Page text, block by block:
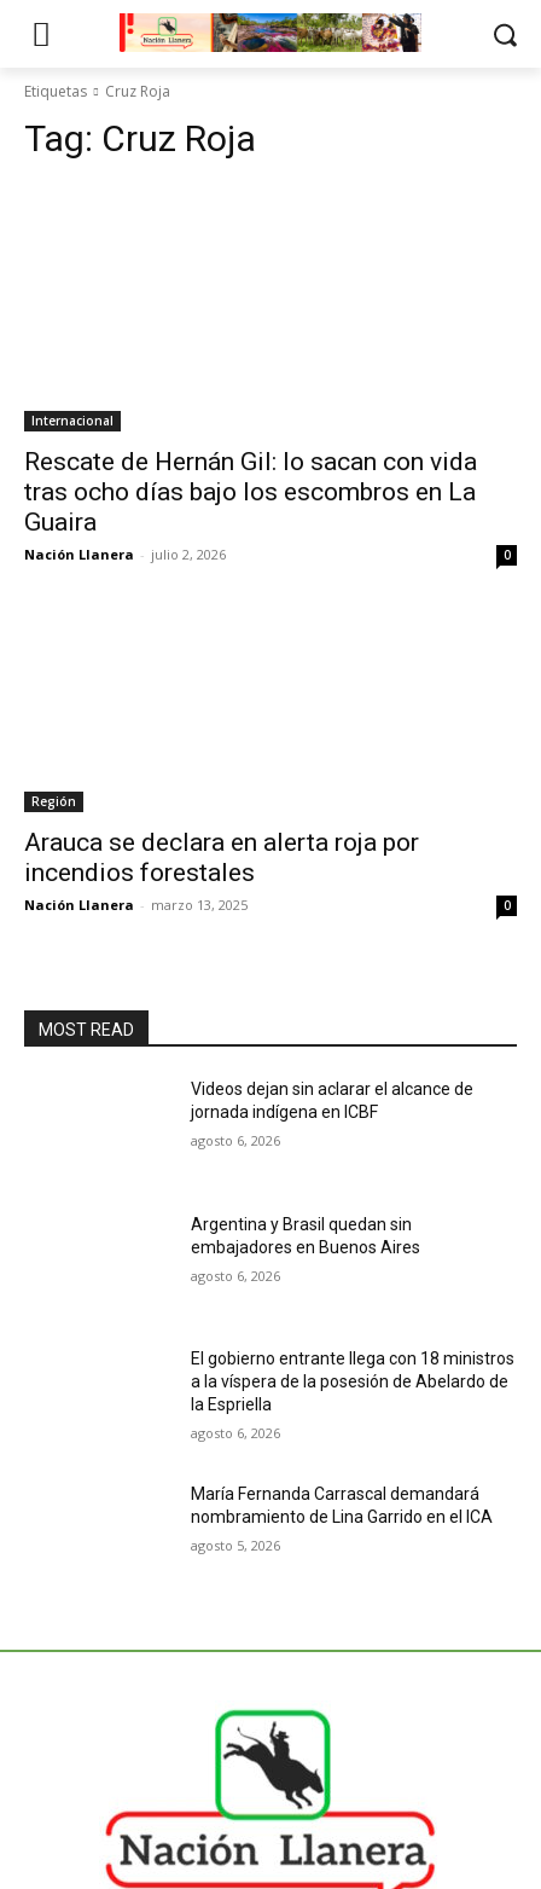
Etiquetas Cruz Roja
Tag: Cruz Roja
Internacional
Rescate de Hernán Gil: lo sacan con vida
tras ocho días bajo los escombros en La
Guaira
Nación Llanera - julio 2, 2026 0
Región
Arauca se declara en alerta roja por
incendios forestales
Nación Llanera - marzo 13, 2025 0
MOST READ
Videos dejan sin aclarar el alcance de
jornada indígena en ICBF
agosto 6, 2026
Argentina y Brasil quedan sin
embajadores en Buenos Aires
agosto 6, 2026
El gobierno entrante llega con 18 ministros
a la víspera de la posesión de Abelardo de
la Espriella
agosto 6, 2026
María Fernanda Carrascal demandará
nombramiento de Lina Garrido en el ICA
agosto 5, 2026